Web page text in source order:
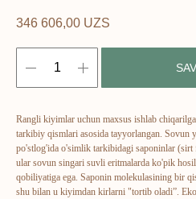
346 606,00 UZS
Rangli kiyimlar uchun maxsus ishlab
tarkibiy qismlari asosida tayyorlangan. Sovun
po'stlog'ida o'simlik tarkibidagi saponinlar
ular sovun singari suvli eritmalarda ko'pik
qobiliyatiga ega. Saponin molekulasining bir
shu bilan u kiyimdan kirlarni "tortib oladi”.